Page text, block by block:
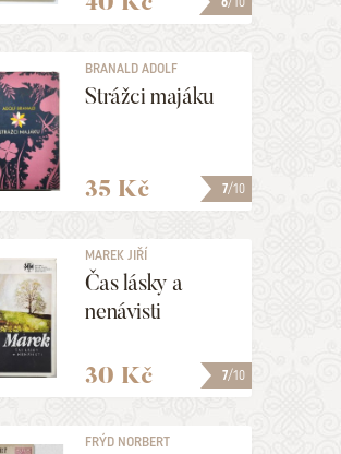
7/10
BRANALD ADOLF
Strážci majáku
35 Kč
7/10
MAREK JIŘÍ
Čas lásky a
nenávisti
30 Kč
FRÝD NORBERT